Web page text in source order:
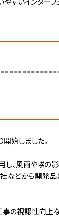
すいインター
始しました。
し、風雨や埃
などから開発
の視認性向上